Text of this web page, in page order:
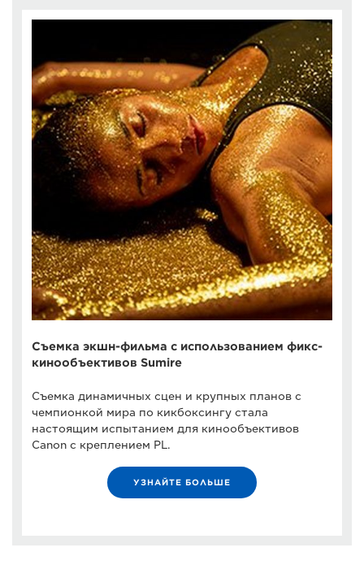
Съемка экшн-фильма с использованием фикс-
кинообъективов Sumire
Съемка динамичных сцен и крупных планов с
чемпионкой мира по кикбоксингу стала
настоящим испытанием для кинообъективов
Canon с креплением PL.
УЗНАЙТЕ БОЛЬШЕ